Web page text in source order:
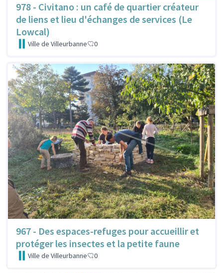
978 - Civitano : un café de quartier créateur
de liens et lieu d'échanges de services (Le
Lowcal)
Ville de Villeurbanne 0
967 - Des espaces-refuges pour accueillir et
protéger les insectes et la petite faune
Ville de Villeurbanne 0